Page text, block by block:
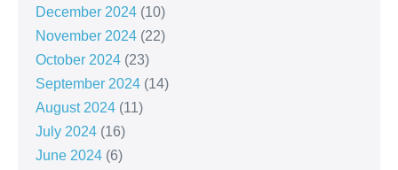
December 2024 (10)
November 2024 (22)
October 2024 (23)
September 2024 (14)
August 2024 (11)
July 2024 (16)
June 2024 (6)